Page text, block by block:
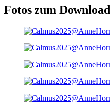
Fotos zum Download